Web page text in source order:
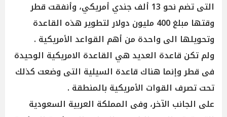
التى تضم نحو 13 ألف جندي أمريكي، وأنفقت قطر
وقتها مبلغ 400 مليون دولار لتطوير هذه القاعدة
وتحويلها الى واحدة من أهم القواعد الأمريكية .
ولم تكن قاعدة العديد هي القاعدة الامريكية الوحيدة
فى قطر وإنما هناك قاعدة السيلية التى وضعت كذلك
تحت تصرف القوات الأمريكية بالمنطقة .
على الجانب الآخر، وفى المملكة العربية السعودية